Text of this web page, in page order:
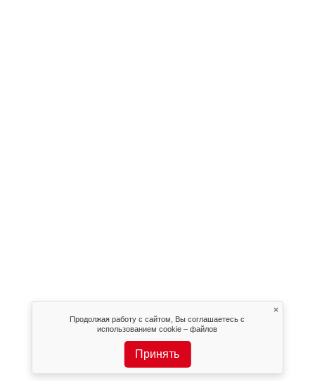
Продолжая работу с сайтом, Вы соглашаетесь с
использованием cookie – файлов
Принять
×